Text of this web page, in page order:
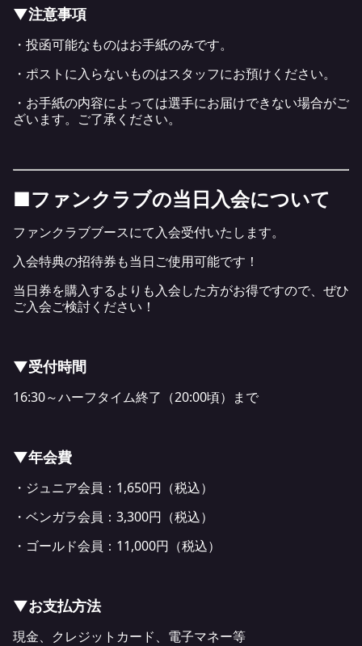
▼注意事項
・投函可能なものはお手紙のみです。
・ポストに入らないものはスタッフにお預けください。
・お手紙の内容によっては選手にお届けできない場合がご
ざいます。ご了承ください。
■ファンクラブの当日入会について
ファンクラブブースにて入会受付いたします。
入会特典の招待券も当日ご使用可能です！
当日券を購入するよりも入会した方がお得ですので、ぜひ
ご入会ご検討ください！
▼受付時間
16:30～ハーフタイム終了（20:00頃）まで
▼年会費
・ジュニア会員：1,650円（税込）
・ベンガラ会員：3,300円（税込）
・ゴールド会員：11,000円（税込）
▼お支払方法
現金、クレジットカード、電子マネー等